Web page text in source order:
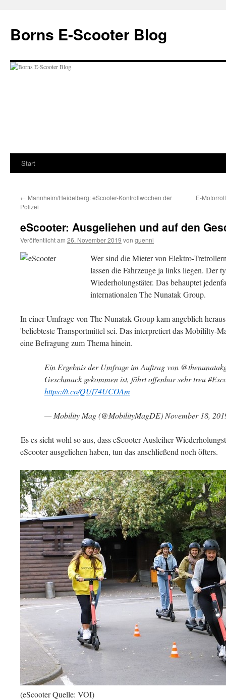
springen
Borns E-Scooter Blog
Start
← Mannheim/Heidelberg: eScooter-Kontrollwochen der
Polizei
E-
eScooter: Ausgeliehen und auf den
Veröffentlicht am 26. November 2019 von guenni
Wer sind die Mieter von Elektro-
lassen die Fahrzeuge ja links liegen. Der
Wiederholungstäter. Das behauptet
internationalen The Nunatak Group.
In einer Umfrage von The Nunatak Group kam angeblich
'beliebteste Transportmittel sei. Das interpretiert das Mobililty-
eine Befragung zum Thema hinein.
Ein Ergebnis der Umfrage im Auftrag von
Geschmack gekommen ist, fährt offenbar sehr treu
https://t.co/QUf74UCOAm
— Mobility Mag (@MobilityMagDE) November 18,
Es es sieht wohl so aus, dass eScooter-Ausleiher
eScooter ausgeliehen haben, tun das anschließend noch öfters.
(eScooter Quelle: VOI)